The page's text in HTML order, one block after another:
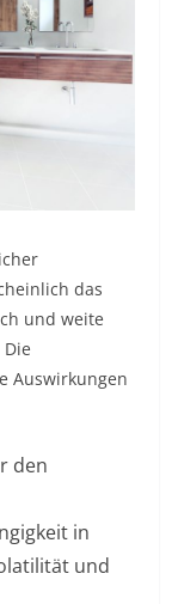
das
und weite
Auswirkungen
den
in
und